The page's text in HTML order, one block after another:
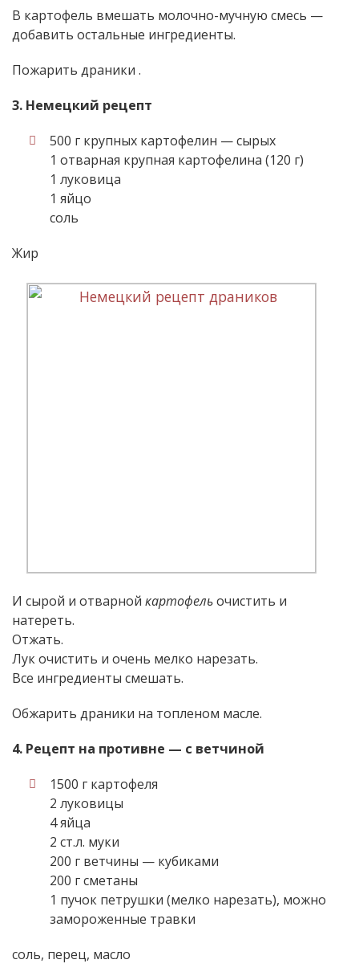
В картофель вмешать молочно-мучную смесь —
добавить остальные ингредиенты.
Пожарить драники .
3. Немецкий рецепт
500 г крупных картофелин — сырых
1 отварная крупная картофелина (120 г)
1 луковица
1 яйцо
соль
Жир
И сырой и отварной картофельочистить и
натереть.
Отжать.
Лук очистить и очень мелко нарезать.
Все ингредиенты смешать.
Обжарить драники на топленом масле.
4. Рецепт на противне — с ветчиной
1500 г картофеля
2 луковицы
4 яйца
2 ст.л. муки
200 г ветчины — кубиками
200 г сметаны
1 пучок петрушки (мелко нарезать), можно
замороженные травки
соль, перец, масло